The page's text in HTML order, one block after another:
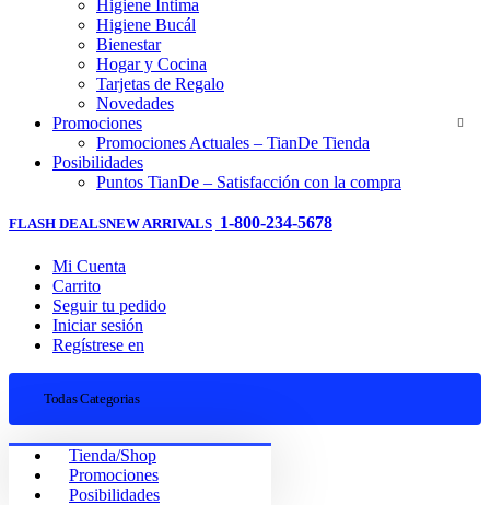
Higiene Íntima
Higiene Bucál
Bienestar
Hogar y Cocina
Tarjetas de Regalo
Novedades
Promociones
Promociones Actuales – TianDe Tienda
Posibilidades
Puntos TianDe – Satisfacción con la compra
FLASH DEALSNEW ARRIVALS 1-800-234-5678
Mi Cuenta
Carrito
Seguir tu pedido
Iniciar sesión
Regístrese en
Todas Categorias
Tienda/Shop
Promociones
Posibilidades